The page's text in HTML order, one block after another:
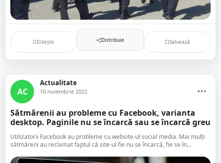
Citește Distribuie Salvează
AC
Actualitate
10 noiembrie 2022
Sătmărenii au probleme cu Facebook, varianta
desktop. Paginile nu se încarcă sau se încarcă greu
Utilizatorii Facebook au probleme cu website-ul social media. Mai mulți
sătmăreni au reclamat faptul că site-ul fie nu se încarcă, fie se în...